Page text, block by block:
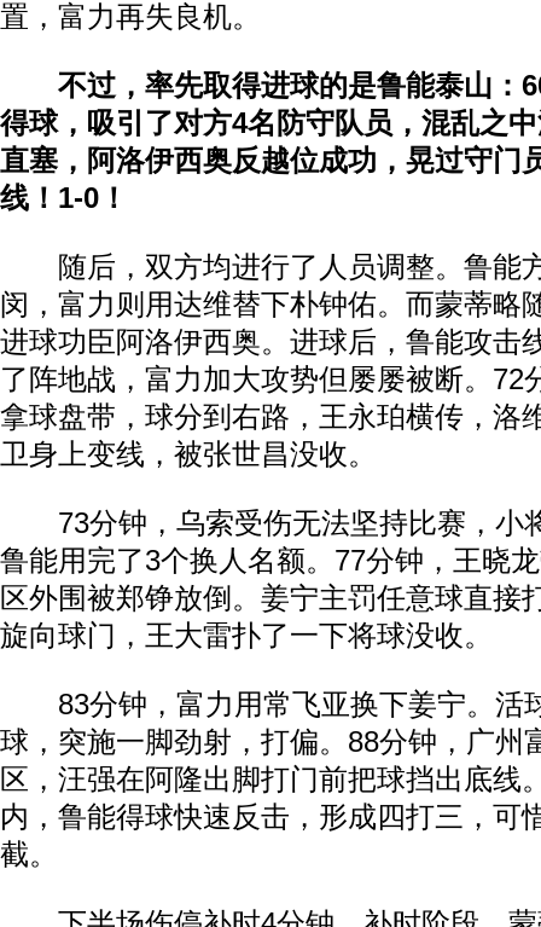
置，富力再失良机。
不过，率先取得进球的是鲁能泰山：
得球，吸引了对方4名防守队员，混乱之
直塞，阿洛伊西奥反越位成功，晃过守门
线！1-0！
随后，双方均进行了人员调整。鲁能
闵，富力则用达维替下朴钟佑。而蒙蒂略
进球功臣阿洛伊西奥。进球后，鲁能攻击
了阵地战，富力加大攻势但屡屡被断。72
拿球盘带，球分到右路，王永珀横传，洛
卫身上变线，被张世昌没收。
73分钟，乌索受伤无法坚持比赛，小
鲁能用完了3个换人名额。77分钟，王晓
区外围被郑铮放倒。姜宁主罚任意球直接
旋向球门，王大雷扑了一下将球没收。
83分钟，富力用常飞亚换下姜宁。活
球，突施一脚劲射，打偏。88分钟，广州
区，汪强在阿隆出脚打门前把球挡出底线
内，鲁能得球快速反击，形成四打三，可
截。